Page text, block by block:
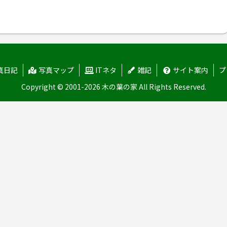
日記 写真マップ ITネタ 雑記 サイト案内
Copyright © 2001-2026 木の葉の家 All Rights Reserved.